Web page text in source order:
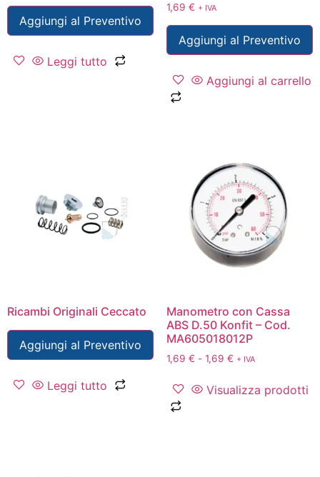
Aggiungi al Preventivo
Leggi tutto
1,69 € + IVA
Aggiungi al Preventivo
Aggiungi al carrello
Ricambi Originali Ceccato
Aggiungi al Preventivo
Leggi tutto
Manometro con Cassa
ABS D.50 Konfit – Cod.
MA605018012P
1,69 € - 1,69 € + IVA
Visualizza prodotti